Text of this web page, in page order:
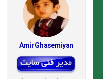
Amir Ghasemiyan